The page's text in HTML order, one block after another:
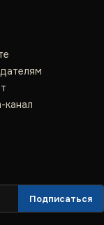
канал
Подписаться